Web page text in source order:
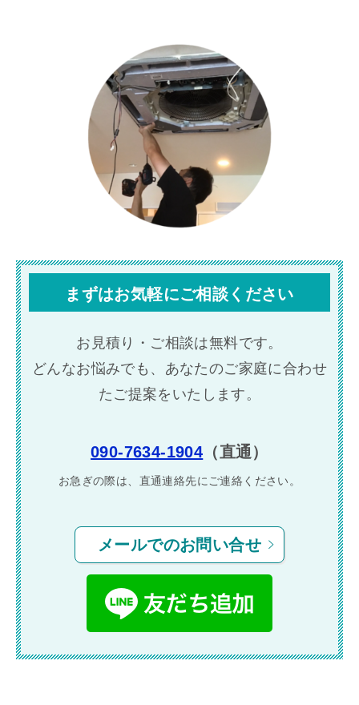
まずはお気軽にご相談ください
お見積り・ご相談は無料です。
どんなお悩みでも、あなたのご家庭に合わせ
たご提案をいたします。
090-7634-1904 （直通）
お急ぎの際は、直通連絡先に ご連絡ください。
メールでのお問い合せ